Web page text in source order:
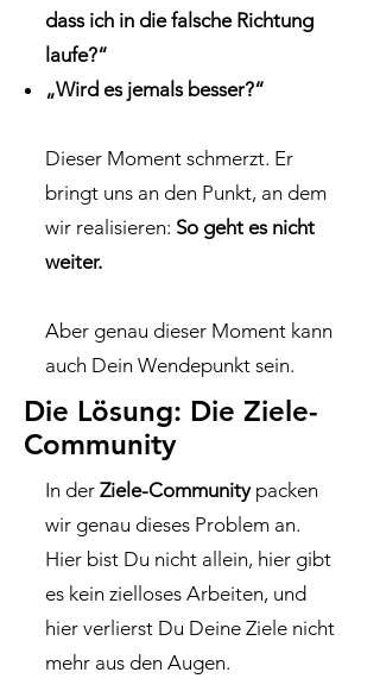
dass ich in die falsche Richtung
laufe?“
„Wird es jemals besser?“
Dieser Moment schmerzt. Er
bringt uns an den Punkt, an dem
wir realisieren: So geht es nicht
weiter.
Aber genau dieser Moment kann
auch Dein Wendepunkt sein.
Die Lösung: Die Ziele-
Community
In der Ziele-Community packen
wir genau dieses Problem an.
Hier bist Du nicht allein, hier gibt
es kein zielloses Arbeiten, und
hier verlierst Du Deine Ziele nicht
mehr aus den Augen.